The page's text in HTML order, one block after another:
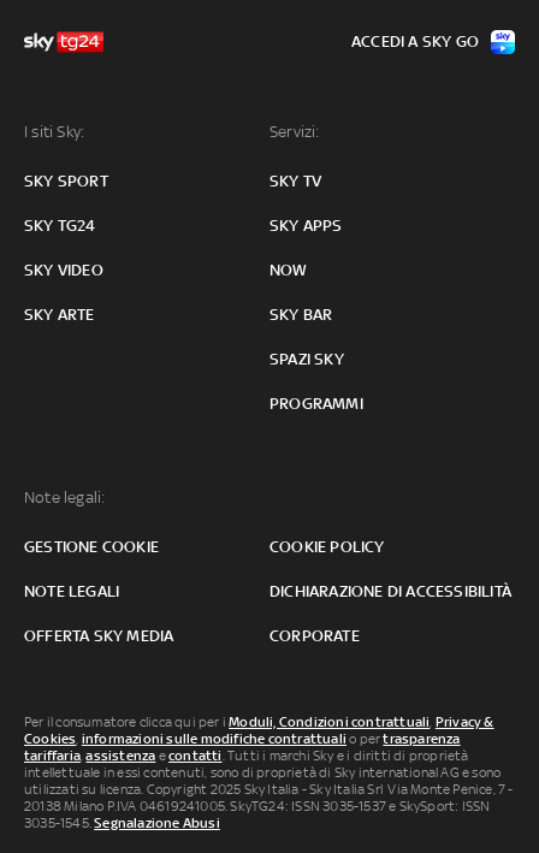
I siti Sky:
SKY SPORT
SKY TG24
SKY VIDEO
SKY ARTE
Servizi:
SKY TV
SKY APPS
NOW
SKY BAR
SPAZI SKY
PROGRAMMI
Note legali:
GESTIONE COOKIE COOKIE POLICY
NOTE LEGALI DICHIARAZIONE DI ACCESSIBILITÀ
OFFERTA SKY MEDIA CORPORATE
ACCEDI A SKY GO
Per il consumatore clicca qui per iModuli, Condizioni contrattuali Privacy &
Cookies informazioni sulle modifiche contrattuali o pertrasparenza
tariffaria ,assistenza econtatti . Tutti i marchi Sky e i diritti di proprietà
intellettuale in essi contenuti, sono di proprietà di Sky international AG e sono
utilizzati su licenza. Copyright 2025 Sky Italia - Sky Italia Srl Via Monte Penice, 7 -
20138 Milano P.IVA 04619241005. SkyTG24: ISSN 3035-1537 e SkySport: ISSN
3035-1545.Segnalazione Abusi